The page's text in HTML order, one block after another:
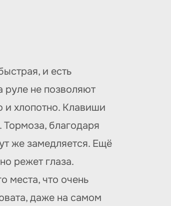
и есть
руле не позволяют
и хлопотно. Клавиши
Тормоза, благодаря
же замедляется. Ещё
режет глаза.
места, что очень
даже на самом